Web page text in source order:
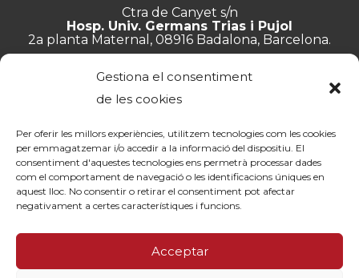
Gestiona el consentiment
de les cookies
Per oferir les millors experiències, utilitzem tecnologies com les cookies
per emmagatzemar i/o accedir a la informació del dispositiu. El
consentiment d'aquestes tecnologies ens permetrà processar dades
com el comportament de navegació o les identificacions úniques en
aquest lloc. No consentir o retirar el consentiment pot afectar
negativament a certes característiques i funcions.
Acceptar
Ctra de Canyet s/n
Hosp. Univ. Germans Trias i Pujol
2a planta Maternal, 08916 Badalona, Barcelona.
info@lluita.org
Treballa amb nosaltres
Transparència
Canal de denúncies
Contacte